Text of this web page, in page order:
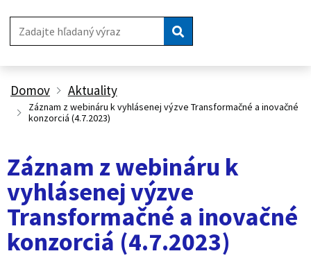
Vyhľadávanie
Domov Aktuality
Záznam z webináru k vyhlásenej výzve Transformačné a inovačné
konzorciá (4.7.2023)
Záznam z webináru k
vyhlásenej výzve
Transformačné a inovačné
konzorciá (4.7.2023)